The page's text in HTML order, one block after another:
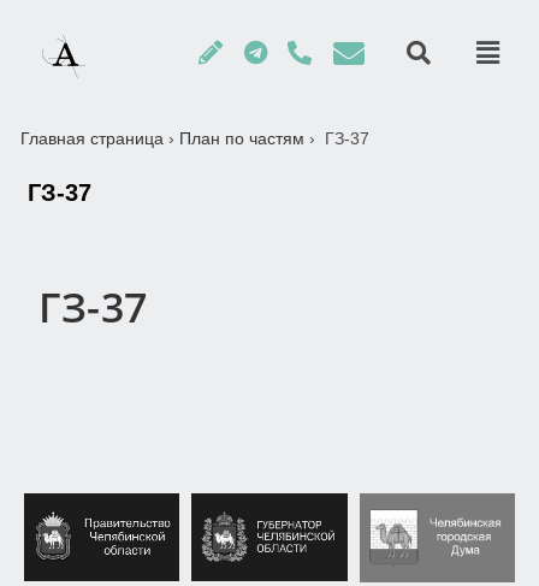
Главная страница › План по частям › ГЗ-37
ГЗ-37
ГЗ-37